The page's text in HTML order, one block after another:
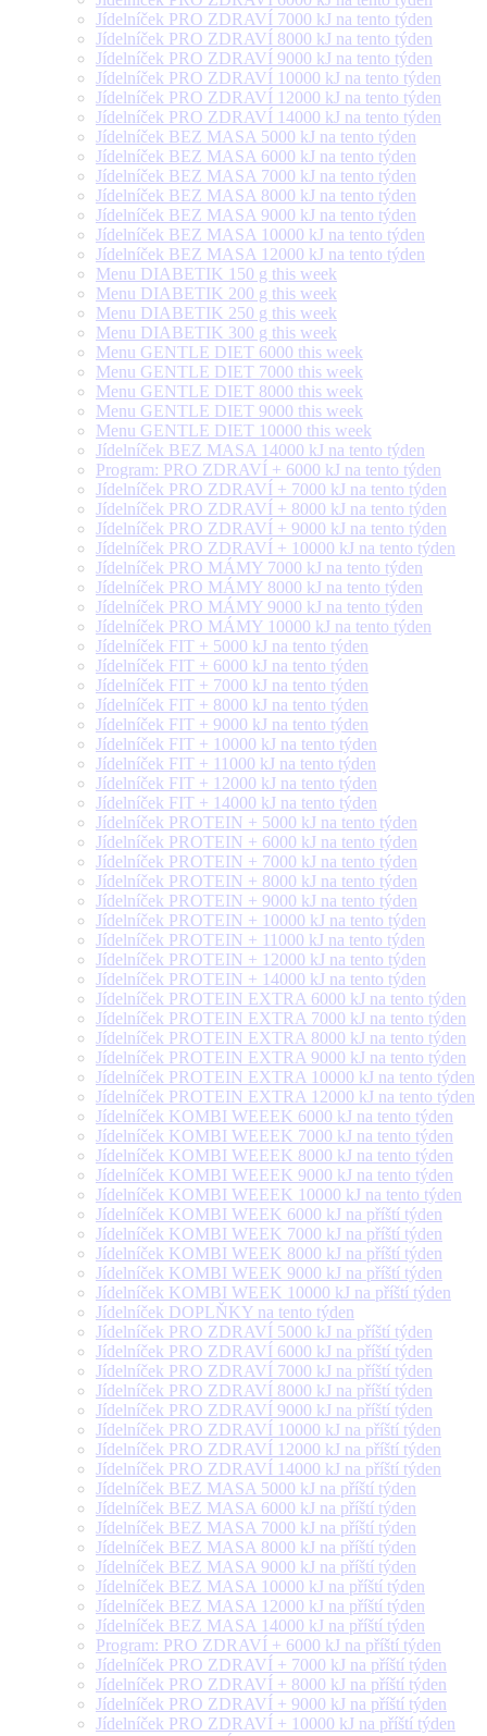
Jídelníček PRO ZDRAVÍ 7000 kJ na tento týden
Jídelníček PRO ZDRAVÍ 8000 kJ na tento týden
Jídelníček PRO ZDRAVÍ 9000 kJ na tento týden
Jídelníček PRO ZDRAVÍ 10000 kJ na tento týden
Jídelníček PRO ZDRAVÍ 12000 kJ na tento týden
Jídelníček PRO ZDRAVÍ 14000 kJ na tento týden
Jídelníček BEZ MASA 5000 kJ na tento týden
Jídelníček BEZ MASA 6000 kJ na tento týden
Jídelníček BEZ MASA 7000 kJ na tento týden
Jídelníček BEZ MASA 8000 kJ na tento týden
Jídelníček BEZ MASA 9000 kJ na tento týden
Jídelníček BEZ MASA 10000 kJ na tento týden
Jídelníček BEZ MASA 12000 kJ na tento týden
Menu DIABETIK 150 g this week
Menu DIABETIK 200 g this week
Menu DIABETIK 250 g this week
Menu DIABETIK 300 g this week
Menu GENTLE DIET 6000 this week
Menu GENTLE DIET 7000 this week
Menu GENTLE DIET 8000 this week
Menu GENTLE DIET 9000 this week
Menu GENTLE DIET 10000 this week
Jídelníček BEZ MASA 14000 kJ na tento týden
Program: PRO ZDRAVÍ + 6000 kJ na tento týden
Jídelníček PRO ZDRAVÍ + 7000 kJ na tento týden
Jídelníček PRO ZDRAVÍ + 8000 kJ na tento týden
Jídelníček PRO ZDRAVÍ + 9000 kJ na tento týden
Jídelníček PRO ZDRAVÍ + 10000 kJ na tento týden
Jídelníček PRO MÁMY 7000 kJ na tento týden
Jídelníček PRO MÁMY 8000 kJ na tento týden
Jídelníček PRO MÁMY 9000 kJ na tento týden
Jídelníček PRO MÁMY 10000 kJ na tento týden
Jídelníček FIT + 5000 kJ na tento týden
Jídelníček FIT + 6000 kJ na tento týden
Jídelníček FIT + 7000 kJ na tento týden
Jídelníček FIT + 8000 kJ na tento týden
Jídelníček FIT + 9000 kJ na tento týden
Jídelníček FIT + 10000 kJ na tento týden
Jídelníček FIT + 11000 kJ na tento týden
Jídelníček FIT + 12000 kJ na tento týden
Jídelníček FIT + 14000 kJ na tento týden
Jídelníček PROTEIN + 5000 kJ na tento týden
Jídelníček PROTEIN + 6000 kJ na tento týden
Jídelníček PROTEIN + 7000 kJ na tento týden
Jídelníček PROTEIN + 8000 kJ na tento týden
Jídelníček PROTEIN + 9000 kJ na tento týden
Jídelníček PROTEIN + 10000 kJ na tento týden
Jídelníček PROTEIN + 11000 kJ na tento týden
Jídelníček PROTEIN + 12000 kJ na tento týden
Jídelníček PROTEIN + 14000 kJ na tento týden
Jídelníček PROTEIN EXTRA 6000 kJ na tento týden
Jídelníček PROTEIN EXTRA 7000 kJ na tento týden
Jídelníček PROTEIN EXTRA 8000 kJ na tento týden
Jídelníček PROTEIN EXTRA 9000 kJ na tento týden
Jídelníček PROTEIN EXTRA 10000 kJ na tento týden
Jídelníček PROTEIN EXTRA 12000 kJ na tento týden
Jídelníček KOMBI WEEEK 6000 kJ na tento týden
Jídelníček KOMBI WEEEK 7000 kJ na tento týden
Jídelníček KOMBI WEEEK 8000 kJ na tento týden
Jídelníček KOMBI WEEEK 9000 kJ na tento týden
Jídelníček KOMBI WEEEK 10000 kJ na tento týden
Jídelníček KOMBI WEEK 6000 kJ na příští týden
Jídelníček KOMBI WEEK 7000 kJ na příští týden
Jídelníček KOMBI WEEK 8000 kJ na příští týden
Jídelníček KOMBI WEEK 9000 kJ na příští týden
Jídelníček KOMBI WEEK 10000 kJ na příští týden
Jídelníček DOPLŇKY na tento týden
Jídelníček PRO ZDRAVÍ 5000 kJ na příští týden
Jídelníček PRO ZDRAVÍ 6000 kJ na příští týden
Jídelníček PRO ZDRAVÍ 7000 kJ na příští týden
Jídelníček PRO ZDRAVÍ 8000 kJ na příští týden
Jídelníček PRO ZDRAVÍ 9000 kJ na příští týden
Jídelníček PRO ZDRAVÍ 10000 kJ na příští týden
Jídelníček PRO ZDRAVÍ 12000 kJ na příští týden
Jídelníček PRO ZDRAVÍ 14000 kJ na příští týden
Jídelníček BEZ MASA 5000 kJ na příští týden
Jídelníček BEZ MASA 6000 kJ na příští týden
Jídelníček BEZ MASA 7000 kJ na příští týden
Jídelníček BEZ MASA 8000 kJ na příští týden
Jídelníček BEZ MASA 9000 kJ na příští týden
Jídelníček BEZ MASA 10000 kJ na příští týden
Jídelníček BEZ MASA 12000 kJ na příští týden
Jídelníček BEZ MASA 14000 kJ na příští týden
Program: PRO ZDRAVÍ + 6000 kJ na příští týden
Jídelníček PRO ZDRAVÍ + 7000 kJ na příští týden
Jídelníček PRO ZDRAVÍ + 8000 kJ na příští týden
Jídelníček PRO ZDRAVÍ + 9000 kJ na příští týden
Jídelníček PRO ZDRAVÍ + 10000 kJ na příští týden